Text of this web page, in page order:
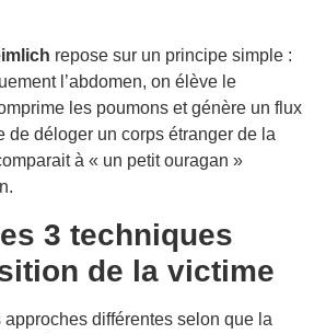
repose sur un principe simple :
l’abdomen, on élève le
les poumons et génère un flux
de déloger un corps étranger de la
à « un petit ouragan »
3 techniques
de la victime
différentes selon que la